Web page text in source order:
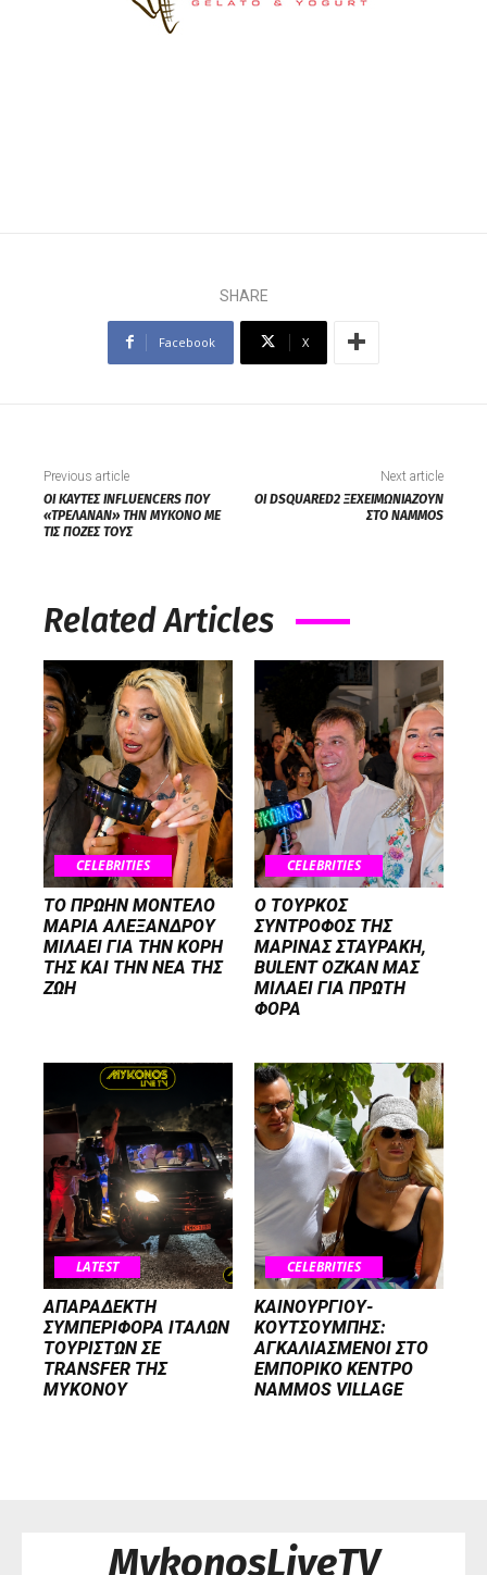
SHARE
Facebook X
Previous article
ΟΙ ΚΑΥΤΕΣ INFLUENCERS ΠΟΥ
«ΤΡΕΛΑΝΑΝ» ΤΗΝ ΜΥΚΟΝΟ ΜΕ
ΤΙΣ ΠΟΖΕΣ ΤΟΥΣ
Next article
ΟΙ DSQUARED2 ΞΕΧΕΙΜΩΝΙΑΖΟΥΝ
ΣΤO NAMMOS
Related Articles
CELEBRITIES
ΤΟ ΠΡΩΗΝ ΜΟΝΤΕΛΟ
ΜΑΡΙΑ ΑΛΕΞΑΝΔΡΟΥ
ΜΙΛΑΕΙ ΓΙΑ ΤΗΝ ΚΟΡΗ
ΤΗΣ ΚΑΙ ΤΗΝ ΝΕΑ ΤΗΣ
ΖΩΗ
CELEBRITIES
Ο ΤΟΥΡΚΟΣ
ΣΥΝΤΡΟΦΟΣ ΤΗΣ
ΜΑΡΙΝΑΣ ΣΤΑΥΡΑΚΗ,
BULENT OZKAN ΜΑΣ
ΜΙΛΑΕΙ ΓΙΑ ΠΡΩΤΗ
ΦΟΡΑ
LATEST
ΑΠΑΡΑΔΕΚΤΗ
ΣΥΜΠΕΡΙΦΟΡΑ ΙΤΑΛΩΝ
ΤΟΥΡΙΣΤΩΝ ΣΕ
TRANSFER ΤΗΣ
ΜΥΚΟΝΟΥ
CELEBRITIES
ΚΑΙΝΟΥΡΓΙΟΥ-
ΚΟΥΤΣΟΥΜΠΗΣ:
ΑΓΚΑΛΙΑΣΜΕΝΟΙ ΣΤΟ
ΕΜΠΟΡΙΚΟ ΚΕΝΤΡΟ
NAMMOS VILLAGE
MykonosLiveTV